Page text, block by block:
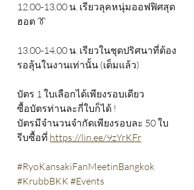
12.00-13.00 น. เรียวลุคหนุ่มออฟฟิศสุด
ฮอต 👔
13.00-14.00 น. เรียวในชุดปริศนาที่ต้อง
รอลุ้นในงานเท่านั้น (เต็มแล้ว)
บัตร 1 ใบเลือกได้เพียงรอบเดียว
ซื้อบัตรท่านละกี่ใบก็ได้ !
บัตรมีจำนวนจำกัดเพียงรอบละ 50 ใบ
รีบซื้อที่ https://lin.ee/9zYrKFr
#RyoKansakiFanMeetinBangkok
#KrubbBKK #Events